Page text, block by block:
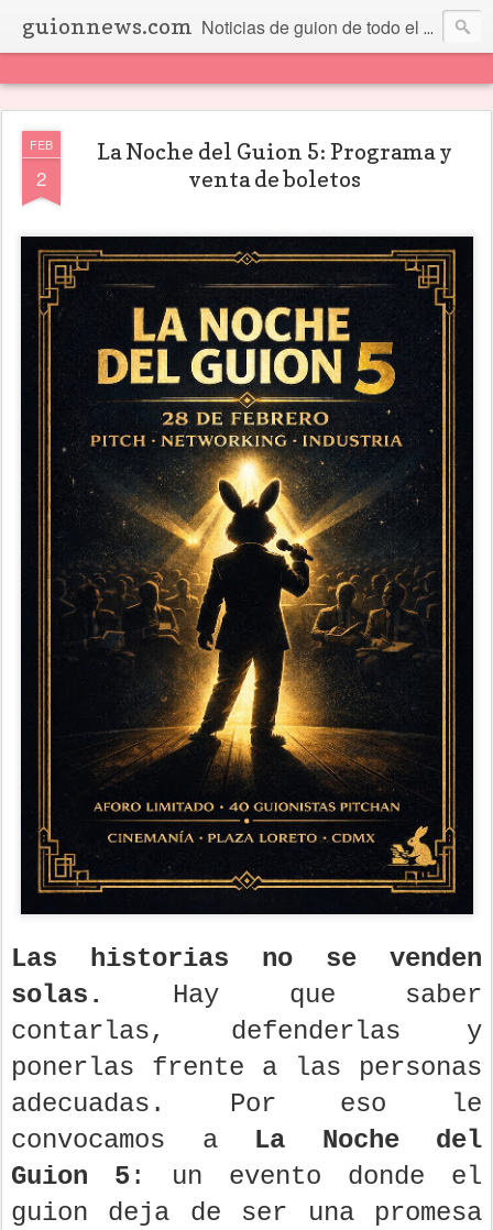
guionnews.com Noticias de guion de todo el mundo... Y más.
FEB
2
La Noche del Guion 5: Programa y
venta de boletos
Las historias no se venden
solas.
Hay que saber
contarlas, defenderlas y
ponerlas frente a las personas
adecuadas. Por eso le
convocamos a La Noche del
Guion 5: un evento donde el
guion deja de ser una promesa